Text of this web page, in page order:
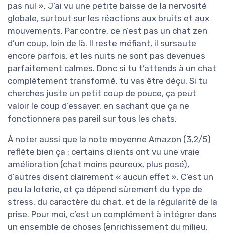
pas nul ». J’ai vu une petite baisse de la nervosité
globale, surtout sur les réactions aux bruits et aux
mouvements. Par contre, ce n’est pas un chat zen
d’un coup, loin de là. Il reste méfiant, il sursaute
encore parfois, et les nuits ne sont pas devenues
parfaitement calmes. Donc si tu t’attends à un chat
complètement transformé, tu vas être déçu. Si tu
cherches juste un petit coup de pouce, ça peut
valoir le coup d’essayer, en sachant que ça ne
fonctionnera pas pareil sur tous les chats.
À noter aussi que la note moyenne Amazon (3,2/5)
reflète bien ça : certains clients ont vu une vraie
amélioration (chat moins peureux, plus posé),
d’autres disent clairement « aucun effet ». C’est un
peu la loterie, et ça dépend sûrement du type de
stress, du caractère du chat, et de la régularité de la
prise. Pour moi, c’est un complément à intégrer dans
un ensemble de choses (enrichissement du milieu,